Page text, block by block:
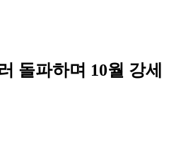
돌파하며 10월 강세